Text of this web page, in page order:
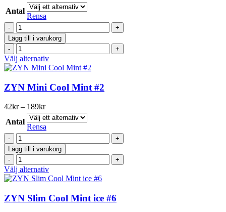
olika
väljas
produktsidan
42kr
till
189kr
Antal
Rensa
ZYN
Slim
Strong
Apple
Mint
#3
Lägg till i varukorg
ZYN
Slim
Strong
Mint
#3
mängd
Välj alternativDen
här
har
flera
De
olika
väljas
produktsidan
ZYN Mini Cool Mint #2
42kr – 189krPrisintervall:
42kr
till
189kr
Antal
Rensa
ZYN
Mini
Cool
Mint
#2
mängd
Lägg till i varukorg
ZYN
Mini
Cool
#2
mängd
Välj alternativDen
här
har
flera
ZYN Slim Cool Mint ice #6